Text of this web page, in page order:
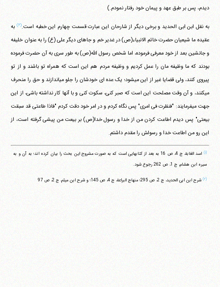
دیدم، پس بر طبق عهد و پیمان خود رفتار نمودم.)
به نقل ابن ابی الحدید و برخی دیگر از شارحان این عبارت قسمت چهارم این خطبه است.(۲) به
عقیده ما شیعیان حضرت خاتم الانبیاء(ص) در غدیر خم و جاهای دیگر علی (ع) را به عنوان خلیفه
و جانشین بعد از خود معرفی فرموده، اما شخص رسول الله(ص) به طور سری به آن حضرت فرموده
بودند که ما وظیفه مان را عمل کردیم و وظیفه مردم هم این است که همراه تو باشند و از تو
پیروی کنند، ولی قضایا غیر از این می‎شود؛ یک عده ای خودشان را جلو می‎اندازند و حق را منحرف
می‎کنند، و آن وقت مصلحت این است که صبر کنی، سکوت کنی و با آنها کار نداشته باشی، از این
جهت می‎فرمایند: "فنظرت فی امری" پس نگاه کردم و در امر خود دقت کردم "فاذا طاعتی قد سبقت
بیعتی" پس دیدم اطاعت کردن من از خدا و رسول خدا(ص) بر بیعت من پیشی گرفته است، از
این رو من اطاعت خدا و رسولش را مقدم داشتم.
(۱)
اسد الغابة، ج 4، ص 16 به بعد از کتابهایی است که به صورت مشروح این بحث را بیان کرده اند؛ به آن و به
سیره ابن هشام، ج 1، ص 262 رجوع شود.
(۲) شرح ابن ابی الحدید، ج 2، ص 295؛ منهاج البراعة، ج 4، ص 145؛ و شرح ابن میثم، ج 2، ص 97